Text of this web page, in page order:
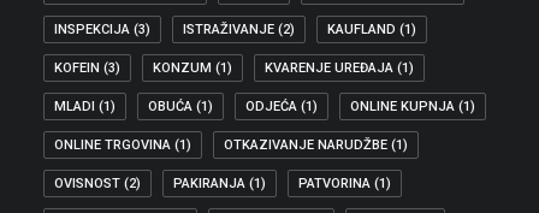
INSPEKCIJA (3) ISTRAŽIVANJE (2) KAUFLAND (1)
KOFEIN (3) KONZUM (1) KVARENJE UREĐAJA (1)
MLADI (1) OBUĆA (1) ODJEĆA (1) ONLINE KUPNJA (1)
ONLINE TRGOVINA (1) OTKAZIVANJE NARUDŽBE (1)
OVISNOST (2) PAKIRANJA (1) PATVORINA (1)